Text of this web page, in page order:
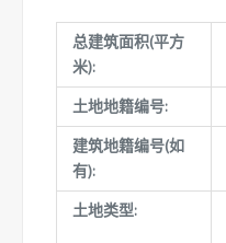
总建筑面积(平方
米):
土地地籍编号:
建筑地籍编号(如
有):
土地类型: